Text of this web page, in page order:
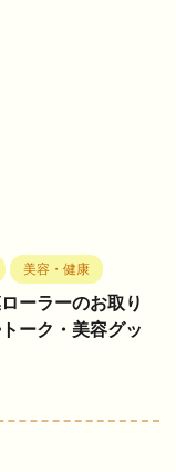
美容・健康
ーラーのお取り
ーク・美容グッ